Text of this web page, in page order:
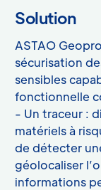
Solution
ASTAO
sécurisation
sensibles
fonctionnelle
- Un traceur :
matériels à
de détecter
géolocaliser
informations